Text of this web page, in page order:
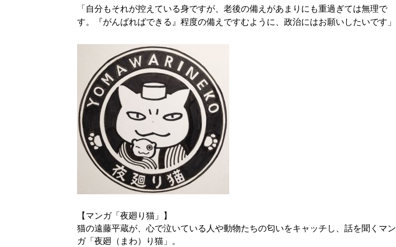
「自分もそれが控えている身ですが、老後の備えがあまりにも重過ぎては無理で
す。『がんばればできる』程度の備えですむように、政治にはお願いしたいです」
【マンガ「夜廻り猫」】
猫の遠藤平蔵が、心で泣いている人や動物たちの匂いをキャッチし、話を聞くマン
ガ「夜廻（まわ）り猫」。